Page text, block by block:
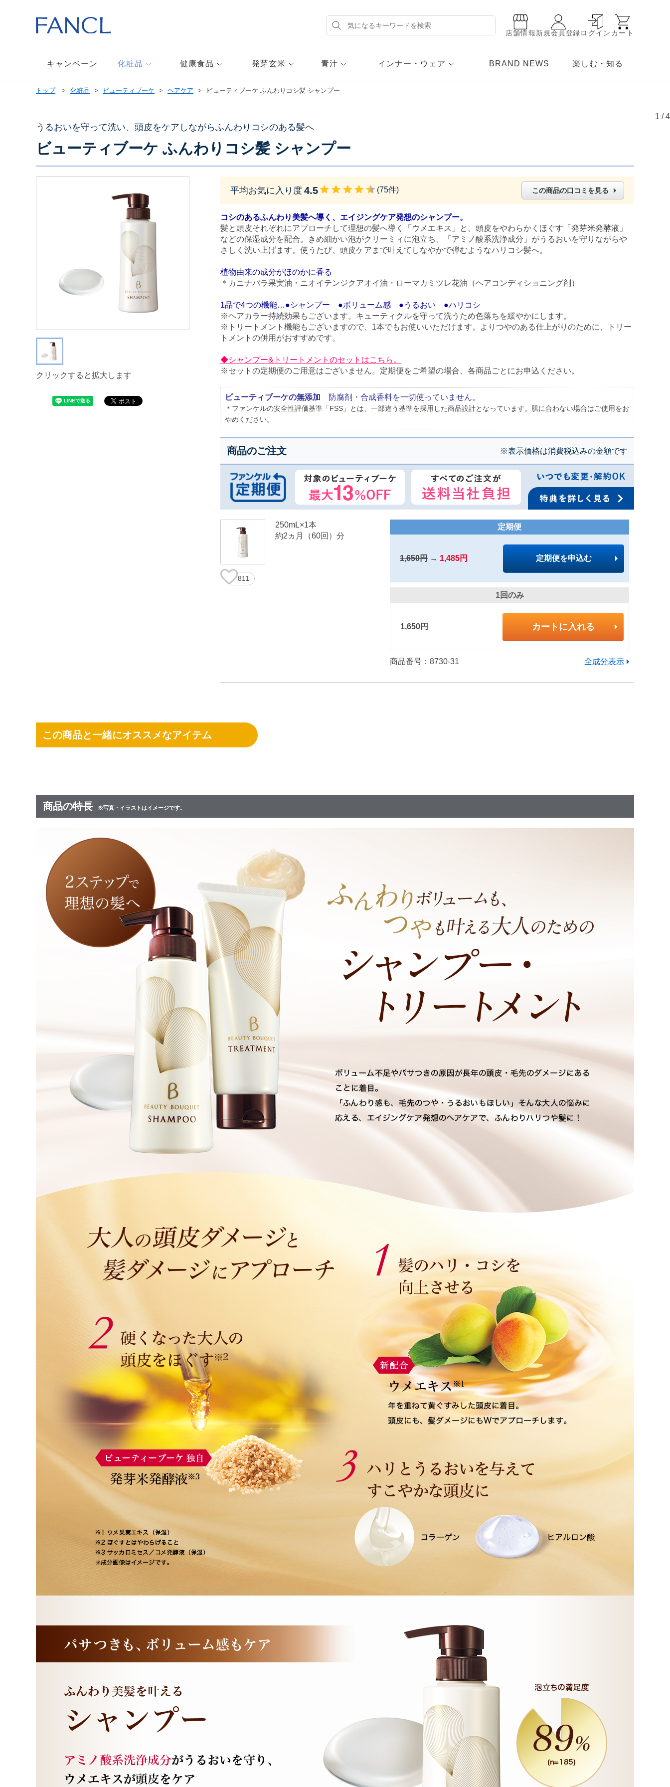
メ
店舗情報新規会員登録ログイン カート
キャンペーン 化粧品 健康食品 発芽玄米 青汁 インナー・ウェア BRAND NEWS 楽しむ・知る
トップ 化粧品 ビューティブーケ ヘアケア ビューティブーケ ふんわりコシ髪 シャンプー
うるおいを守って洗い、頭皮をケアしながらふんわりコシのある髪へ
ビューティブーケ ふんわりコシ髪 シャンプー
クリックすると拡大します
平均お気に入り度 4.5 (75件) この商品の口コミを見る
コシのあるふんわり美髪へ導く、エイジングケア発想のシャンプー。
髪と頭皮それぞれにアプローチして理想の髪へ導く「ウメエキス」と、頭皮をやわらかくほぐす「発芽米発酵液」
などの保湿成分を配合。きめ細かい泡がクリーミィに泡立ち、「アミノ酸系洗浄成分」がうるおいを守りながらや
さしく洗い上げます。使うたび、頭皮ケアまで叶えてしなやかで弾むようなハリコシ髪へ。
植物由来の成分がほのかに香る
＊カニナバラ果実油・ニオイテンジクアオイ油・ローマカミツレ花油（ヘアコンディショニング剤）
1品で4つの機能…●シャンプー ●ボリューム感 ●うるおい ●ハリコシ
※ヘアカラー持続効果もございます。キューティクルを守って洗うため色落ちを緩やかにします。
※トリートメント機能もございますので、1本でもお使いいただけます。よりつやのある仕上がりのために、トリー
トメントの併用がおすすめです。
◆シャンプー&トリートメントのセットはこちら。
※セットの定期便のご用意はございません。定期便をご希望の場合、各商品ごとにお申込ください。
ビューティブーケの無添加 防腐剤・合成香料を一切使っていません。
＊ファンケルの安全性評価基準「FSS」とは、一部違う基準を採用した商品設計となっています。肌に合わない場合はご使用をお
やめください。
商品のご注文 ※表示価格は消費税込みの金額です
250mL×1本
約2ヵ月（60回）分
811
定期便
1,650円 → 1,485円 定期便を申込む
1回のみ
1,650円 カートに入れる
商品番号：8730-31 全成分表示
この商品と一緒にオススメなアイテム
1 /4
商品の特長 ※写真・イラストはイメージです。